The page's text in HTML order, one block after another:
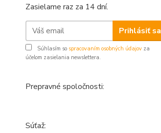
Zasielame raz za 14 dní.
Prihlásiť sa
Súhlasím so spracovaním osobných údajov za
účelom zasielania newslettera.
Prepravné spoločnosti:
Súťaž: